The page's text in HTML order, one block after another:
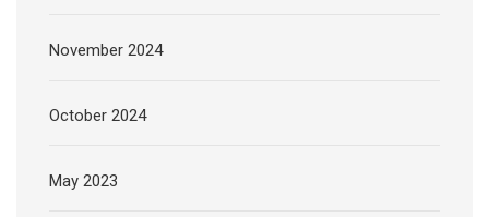
November 2024
October 2024
May 2023